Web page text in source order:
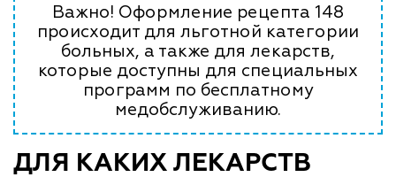
Важно! Оформление рецепта 148
происходит для льготной категории
больных, а также для лекарств,
которые доступны для специальных
программ по бесплатному
медобслуживанию.
ДЛЯ КАКИХ ЛЕКАРСТВ